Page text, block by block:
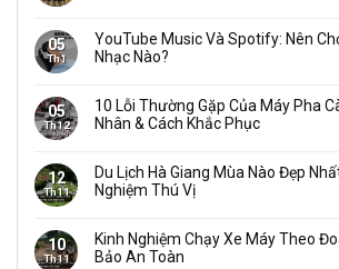
05
Th1
YouTube Music Và Spotify: Nên
Nhạc Nào?
05
Th12
10 Lỗi Thường Gặp Của Máy Pha
Nhân & Cách Khắc Phục
12
Th11
Du Lịch Hà Giang Mùa Nào Đẹp
Nghiệm Thú Vị
10
Th11
Kinh Nghiệm Chạy Xe Máy Theo
Bảo An Toàn